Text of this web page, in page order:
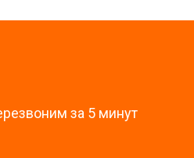
за 5 минут